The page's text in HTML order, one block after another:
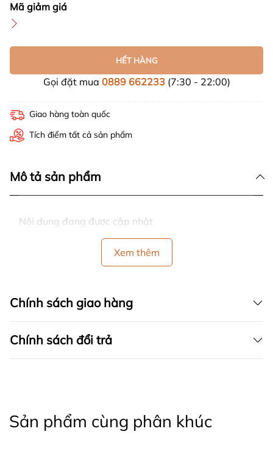
Mã giảm giá
HẾT HÀNG
Gọi đặt mua 0889 662233(7:30 - 22:00)
Giao hàng toàn quốc
Tích điểm tất cả sản phẩm
Mô tả sản phẩm
Nội dung đang được cập nhật
Xem thêm
Chính sách giao hàng
Chính sách đổi trả
Sản phẩm cùng phân khúc